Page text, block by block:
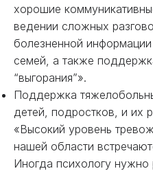
хорошие
ведении сложных
болезненной
семей, а также
“выгорания”».
Поддержка
детей, подростков, и их
«Высокий уровень
нашей области
Иногда психологу нужно